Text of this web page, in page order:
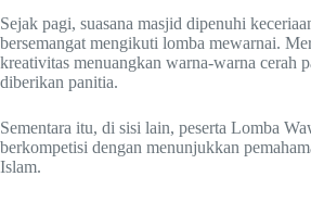
Sejak pagi, suasana masjid dipenuhi
bersemangat mengikuti lomba mewarnai.
kreativitas menuangkan warna-warna cerah
diberikan panitia.
Sementara itu, di sisi lain, peserta Lomba
berkompetisi dengan menunjukkan
Islam.